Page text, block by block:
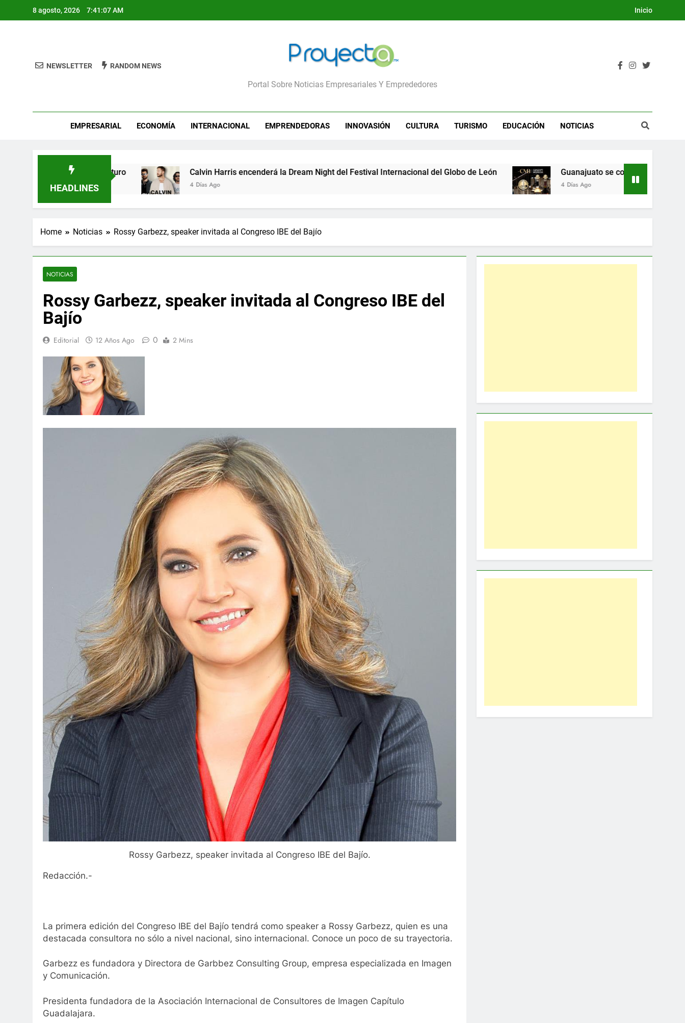
8 agosto, 2026 7:41:08 AM Inicio
ProyectaPortal Sobre Noticias Empresariales Y Emprededores
NEWSLETTER RANDOM NEWS
EMPRESARIAL ECONOMÍA INTERNACIONAL EMPRENDEDORAS INNOVASIÓN CULTURA TURISMO EDUCACIÓN NOTICIAS
HEADLINES
carreras del futuro Calvin Harris encenderá la Dream Night del Festival Internacional del Globo de León
4 Días Ago
Guanajuato se consolida como de los
4 Días Ago
Home Noticias Rossy Garbezz, speaker invitada al Congreso IBE del Bajío
NOTICIAS
Rossy Garbezz, speaker invitada al Congreso IBE del
Bajío
Editorial 12 Años Ago 0 2 Mins
Rossy Garbezz, speaker invitada al Congreso IBE del Bajío.
Redacción.-
La primera edición del Congreso IBE del Bajío tendrá como speaker a Rossy Garbezz, quien es una
destacada consultora no sólo a nivel nacional, sino internacional. Conoce un poco de su trayectoria.
Garbezz es fundadora y Directora de Garbbez Consulting Group, empresa especializada en Imagen
y Comunicación.
Presidenta fundadora de la Asociación Internacional de Consultores de Imagen Capítulo
Guadalajara.